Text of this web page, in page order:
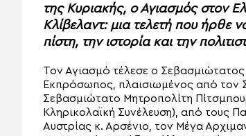
της Κυριακής, ο Αγιασμός στον
Κλίβελαντ: μια τελετή που ήρθε
πίστη, την ιστορία και την
Τον Αγιασμό τέλεσε ο
Εκπρόσωπος, πλαισιωμένος από τον
Σεβασμιώτατο Μητροπολίτη
Κληρικολαϊκή Συνέλευση), από τους
Αυστρίας κ. Αρσένιο, τον Μέγα